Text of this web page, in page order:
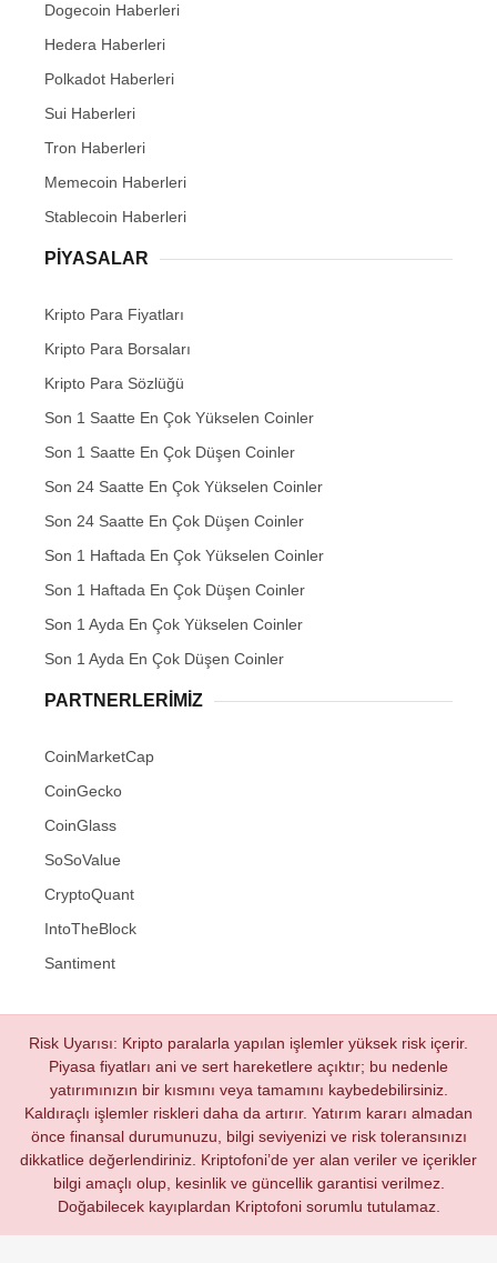
Dogecoin Haberleri
Hedera Haberleri
Polkadot Haberleri
Sui Haberleri
Tron Haberleri
Memecoin Haberleri
Stablecoin Haberleri
PIYASALAR
Kripto Para Fiyatları
Kripto Para Borsaları
Kripto Para Sözlüğü
Son 1 Saatte En Çok Yükselen Coinler
Son 1 Saatte En Çok Düşen Coinler
Son 24 Saatte En Çok Yükselen Coinler
Son 24 Saatte En Çok Düşen Coinler
Son 1 Haftada En Çok Yükselen Coinler
Son 1 Haftada En Çok Düşen Coinler
Son 1 Ayda En Çok Yükselen Coinler
Son 1 Ayda En Çok Düşen Coinler
PARTNERLERIMIZ
CoinMarketCap
CoinGecko
CoinGlass
SoSoValue
CryptoQuant
IntoTheBlock
Santiment
Risk Uyarısı: Kripto paralarla yapılan işlemler yüksek risk içerir.
Piyasa fiyatları ani ve sert hareketlere açıktır; bu nedenle
yatırımınızın bir kısmını veya tamamını kaybedebilirsiniz.
Kaldıraçlı işlemler riskleri daha da artırır. Yatırım kararı almadan
önce finansal durumunuzu, bilgi seviyenizi ve risk toleransınızı
dikkatlice değerlendiriniz. Kriptofoni’de yer alan veriler ve içerikler
bilgi amaçlı olup, kesinlik ve güncellik garantisi verilmez.
Doğabilecek kayıplardan Kriptofoni sorumlu tutulamaz.